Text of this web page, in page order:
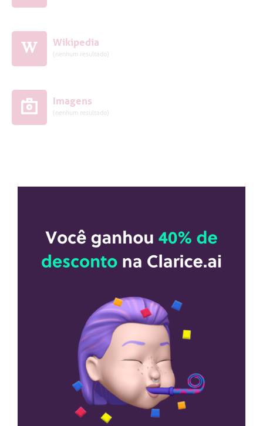
Wikipedia
(nenhum resultado)
Imagens
(nenhum resultado)